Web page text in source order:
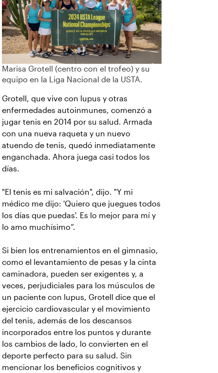
Marisa Grotell (centro con el trofeo) y su
equipo en la Liga Nacional de la USTA.
Grotell, que vive con lupus y otras
enfermedades autoinmunes, comenzó a
jugar tenis en 2014 por su salud. Armada
con una nueva raqueta y un nuevo
atuendo de tenis, quedó inmediatamente
enganchada. Ahora juega casi todos los
días.
"El tenis es mi salvación", dijo. "Y mi
médico me dijo: 'Quiero que juegues todos
los días que puedas'. Es lo mejor para mí y
lo amo muchísimo”.
Si bien los entrenamientos en el gimnasio,
como el levantamiento de pesas y la cinta
caminadora, pueden ser exigentes y, a
veces, perjudiciales para los músculos de
un paciente con lupus, Grotell dice que el
ejercicio cardiovascular y el movimiento
del tenis, además de los descansos
incorporados entre los puntos y durante
los cambios de lado, lo convierten en el
deporte perfecto para su salud. Sin
mencionar los beneficios cognitivos y